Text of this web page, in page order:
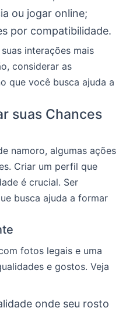
ou jogar online;
por compatibilidade.
interações mais
considerar as
que você busca ajuda a
suas Chances
namoro, algumas ações
Criar um perfil que
é crucial. Ser
busca ajuda a formar
fotos legais e uma
e gostos. Veja
onde seu rosto